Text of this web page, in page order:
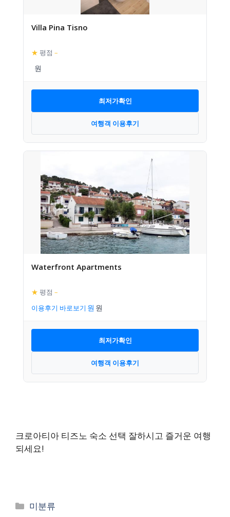
Villa Pina Tisno
★ 평점 –
최저가확인
여행객 이용후기
Waterfront Apartments
★ 평점 –
이용후기 바로보기
최저가확인
여행객 이용후기
크로아티아 티즈노 숙소 선택 잘하시고 즐거운 여행
되세요!
카
미분류